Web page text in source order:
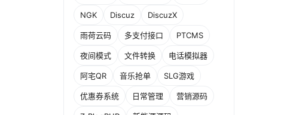
NGK Discuz DiscuzX
雨荷云码 多支付接口 PTCMS
夜间模式 文件转换 电话模拟器
阿宅QR 音乐抢单 SLG游戏
优惠券系统 日常管理 营销源码